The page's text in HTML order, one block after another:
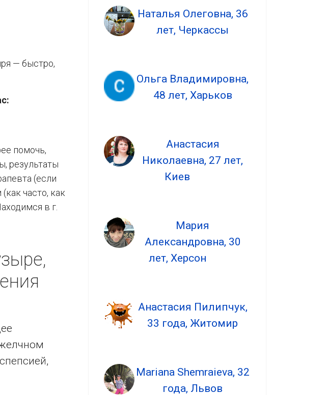
— быстро,
помочь,
результаты
(если
часто, как
в г.
Наталья Олеговна, 36
лет, Черкассы
Ольга Владимировна,
48 лет, Харьков
Анастасия
Николаевна, 27 лет,
Киев
Мария
Александровна, 30
лет, Херсон
Анастасия Пилипчук,
33 года, Житомир
Mariana Shemraieva, 32
года, Львов